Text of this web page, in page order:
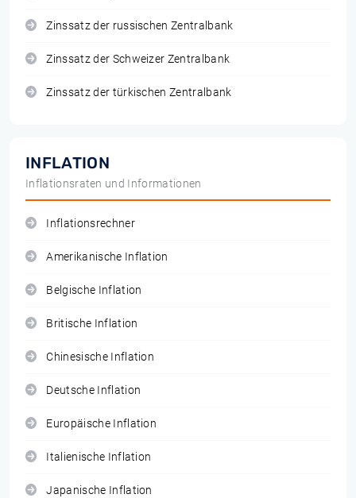
Zinssatz der russischen Zentralbank
Zinssatz der Schweizer Zentralbank
Zinssatz der türkischen Zentralbank
INFLATION
Inflationsraten und Informationen
Inflationsrechner
Amerikanische Inflation
Belgische Inflation
Britische Inflation
Chinesische Inflation
Deutsche Inflation
Europäische Inflation
Italienische Inflation
Japanische Inflation